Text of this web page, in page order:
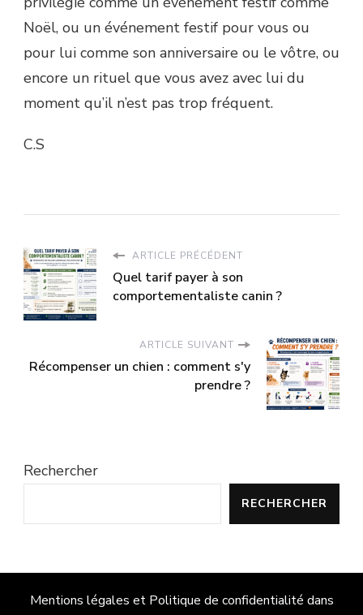
Noël, ou un événement festif pour vous ou
pour lui comme son anniversaire ou le vôtre, ou
encore un rituel que vous avez avec lui du
moment qu’il n’est pas trop fréquent.
C.S
ARTICLE PRÉCÉDENT
Quel tarif payer à son
comportementaliste canin ?
ARTICLE SUIVANT
Récompenser un chien : comment s'y
prendre ?
Rechercher
RECHERCHER
Mentions légales et Politique de confidentialité dans